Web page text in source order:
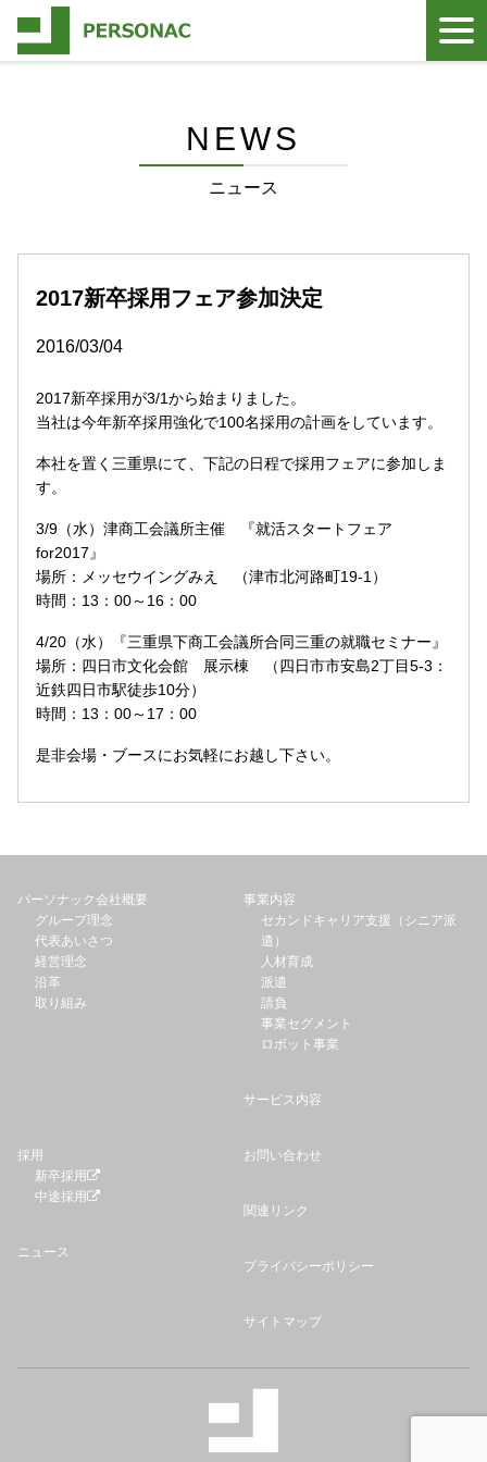
NEWS
ニュース
2017新卒採用フェア参加決定
2016/03/04
2017新卒採用が3/1から始まりました。
当社は今年新卒採用強化で100名採用の計画をしています。
本社を置く三重県にて、下記の日程で採用フェアに参加しま
す。
3/9（水）津商工会議所主催 『就活スタートフェア
for2017』
場所：メッセウイングみえ （津市北河路町19-1）
時間：13：00～16：00
4/20（水）『三重県下商工会議所合同三重の就職セミナー』
場所：四日市文化会館 展示棟 （四日市市安島2丁目5-3：
近鉄四日市駅徒歩10分）
時間：13：00～17：00
是非会場・ブースにお気軽にお越し下さい。
パーソナック会社概要
グループ理念
代表あいさつ
経営理念
沿革
取り組み
事業内容
セカンドキャリア支援（シニア派
遣）
人材育成
派遣
請負
事業セグメント
ロボット事業
サービス内容
採用
新卒採用
中途採用
ニュース
お問い合わせ
関連リンク
プライバシーポリシー
サイトマップ